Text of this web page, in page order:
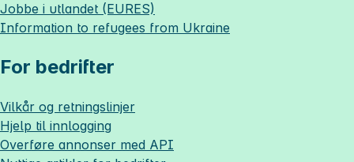
Jobbe i utlandet (EURES)
Information to refugees from Ukraine
For bedrifter
Vilkår og retningslinjer
Hjelp til innlogging
Overføre annonser med API